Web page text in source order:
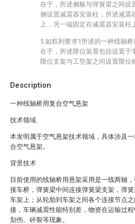
Description
一种线轴桥用复合空气悬架
技术领域
本发明属于空气悬架技术领域，具体涉及
合空气悬架。
背景技术
目前使用的线轴桥用悬架采用是一线两轴
接车桥，弹簧梁中间连接弹簧梁支架，弹
车架上；从轮胎到车架之间各个连接节点
接，车辆减震性能特别差，物资在运输过程
划伤、碎裂等现象。
在于，所述侧板与弹簧梁之间设
侧设置减震器安装柱，所述减震
上，另一端固定在减震器安装柱
5.如权利要求1所述的一种线轴
在于，所述限位装置包括设置于
限位支架与工型架之间设置限位